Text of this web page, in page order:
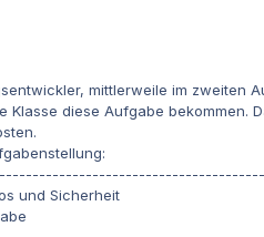
mittlerweile im zweiten
Klasse diese Aufgabe
und Sicherheit